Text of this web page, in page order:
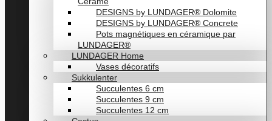
DESIGNS by LUNDAGER® Dolomite
DESIGNS by LUNDAGER® Concrete
Pots magnétiques en céramique par
LUNDAGER®
LUNDAGER Home
Vases décoratifs
Sukkulenter
Succulentes 6 cm
Succulentes 9 cm
Succulentes 12 cm